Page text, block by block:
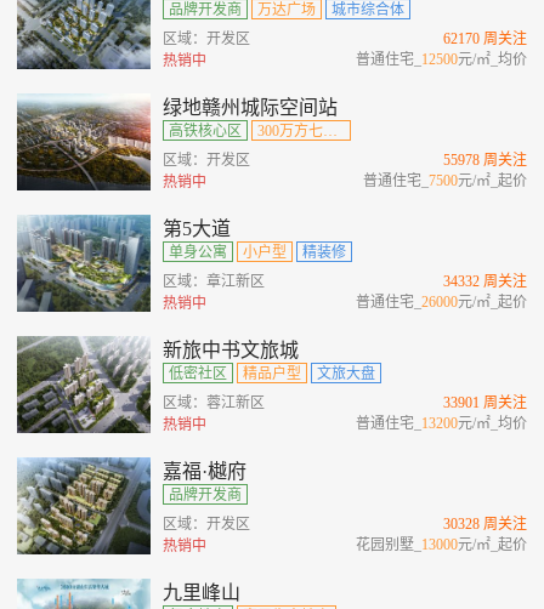
品牌开发商 万达广场
城市综合体
区域：开发区
热销中
62170 周关注
普通住宅_ 12500元/㎡_均价
绿地赣州城际空间站
高铁核心区
300万方七位一体综合城
区域：开发区
热销中
55978 周关注
普通住宅_7500元/㎡_起价
第5大道
单身公寓 小户型
精装修
区域：章江新区
热销中
34332 周关注
普通住宅_26000元/㎡_起价
新旅中书文旅城
低密社区 精品户型
文旅大盘
区域：蓉江新区
热销中
33901 周关注
普通住宅_ 13200元/㎡_均价
嘉福·樾府
品牌开发商
区域：开发区
热销中
30328 周关注
花园别墅_ 13000元/㎡_起价
九里峰山